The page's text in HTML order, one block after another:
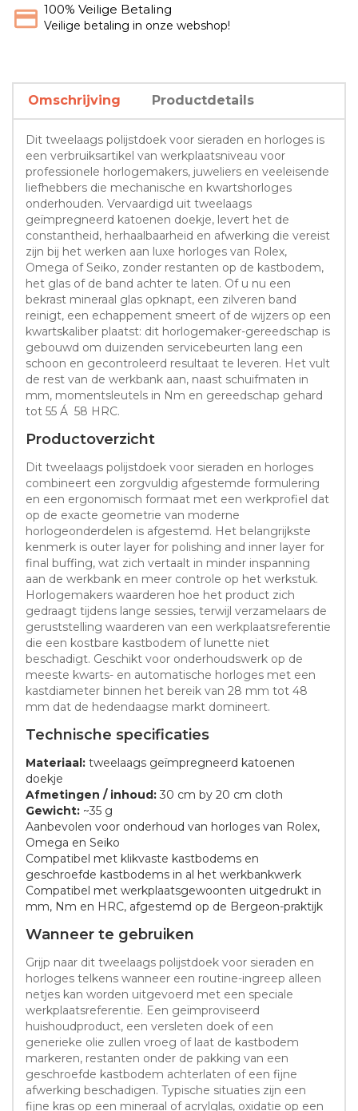
100% Veilige Betaling
Veilige betaling in onze webshop!
Omschrijving Productdetails
Dit tweelaags polijstdoek voor sieraden en horloges is
een verbruiksartikel van werkplaatsniveau voor
professionele horlogemakers, juweliers en veeleisende
liefhebbers die mechanische en kwartshorloges
onderhouden. Vervaardigd uit tweelaags
geïmpregneerd katoenen doekje, levert het de
constantheid, herhaalbaarheid en afwerking die vereist
zijn bij het werken aan luxe horloges van Rolex,
Omega of Seiko, zonder restanten op de kastbodem,
het glas of de band achter te laten. Of u nu een
bekrast mineraal glas opknapt, een zilveren band
reinigt, een echappement smeert of de wijzers op een
kwartskaliber plaatst: dit horlogemaker-gereedschap is
gebouwd om duizenden servicebeurten lang een
schoon en gecontroleerd resultaat te leveren. Het vult
de rest van de werkbank aan, naast schuifmaten in
mm, momentsleutels in Nm en gereedschap gehard
tot 55 Á 58 HRC.
Productoverzicht
Dit tweelaags polijstdoek voor sieraden en horloges
combineert een zorgvuldig afgestemde formulering
en een ergonomisch formaat met een werkprofiel dat
op de exacte geometrie van moderne
horlogeonderdelen is afgestemd. Het belangrijkste
kenmerk is outer layer for polishing and inner layer for
final buffing, wat zich vertaalt in minder inspanning
aan de werkbank en meer controle op het werkstuk.
Horlogemakers waarderen hoe het product zich
gedraagt tijdens lange sessies, terwijl verzamelaars de
geruststelling waarderen van een werkplaatsreferentie
die een kostbare kastbodem of lunette niet
beschadigt. Geschikt voor onderhoudswerk op de
meeste kwarts- en automatische horloges met een
kastdiameter binnen het bereik van 28 mm tot 48
mm dat de hedendaagse markt domineert.
Technische specificaties
Materiaal: tweelaags geïmpregneerd katoenen
doekje
Afmetingen / inhoud: 30 cm by 20 cm cloth
Gewicht: ~35 g
Aanbevolen voor onderhoud van horloges van Rolex,
Omega en Seiko
Compatibel met klikvaste kastbodems en
geschroefde kastbodems in al het werkbankwerk
Compatibel met werkplaatsgewoonten uitgedrukt in
mm, Nm en HRC, afgestemd op de Bergeon-praktijk
Wanneer te gebruiken
Grijp naar dit tweelaags polijstdoek voor sieraden en
horloges telkens wanneer een routine-ingreep alleen
netjes kan worden uitgevoerd met een speciale
werkplaatsreferentie. Een geïmproviseerd
huishoudproduct, een versleten doek of een
generieke olie zullen vroeg of laat de kastbodem
markeren, restanten onder de pakking van een
geschroefde kastbodem achterlaten of een fijne
afwerking beschadigen. Typische situaties zijn een
fijne kras op een mineraal of acrylglas, oxidatie op een